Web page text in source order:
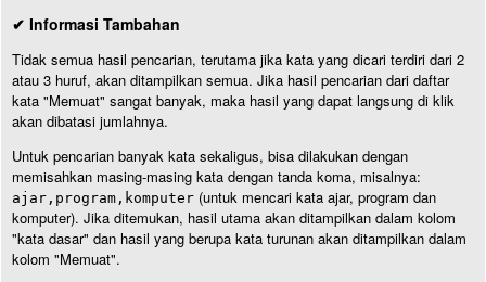
✔ Informasi Tambahan
Tidak semua hasil pencarian, terutama jika kata yang dicari terdiri dari 2
atau 3 huruf, akan ditampilkan semua. Jika hasil pencarian dari daftar
kata "Memuat" sangat banyak, maka hasil yang dapat langsung di klik
akan dibatasi jumlahnya.
Untuk pencarian banyak kata sekaligus, bisa dilakukan dengan
memisahkan masing-masing kata dengan tanda koma, misalnya:
ajar,program,komputer (untuk mencari kata ajar, program dan
komputer). Jika ditemukan, hasil utama akan ditampilkan dalam kolom
"kata dasar" dan hasil yang berupa kata turunan akan ditampilkan dalam
kolom "Memuat".